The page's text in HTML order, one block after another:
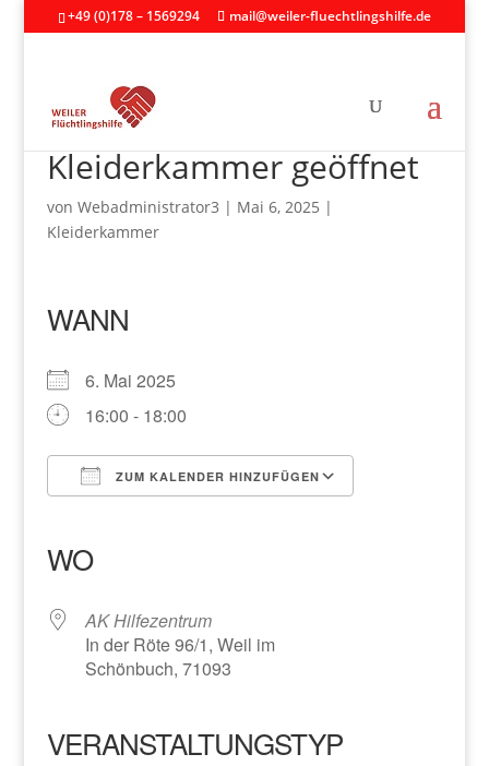
+49 (0)178 – 1569294 mail@weiler-fluechtlingshilfe.de
Kleiderkammer geöffnet
von Webadministrator3 | Mai 6, 2025 |
Kleiderkammer
WANN
6. Mai 2025
16:00 - 18:00
ZUM KALENDER HINZUFÜGEN
WO
AK Hilfezentrum
In der Röte 96/1, Weil im
Schönbuch, 71093
VERANSTALTUNGSTYP